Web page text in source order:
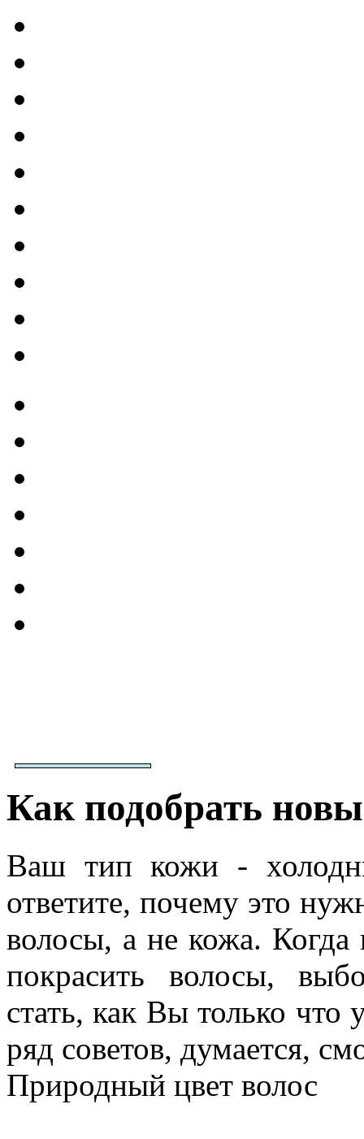
Как подобрать
Ваш тип кожи -
ответите, почему это
волосы, а не кожа. Когда
покрасить волосы,
стать, как Вы только
ряд советов, думается,
Природный цвет волос